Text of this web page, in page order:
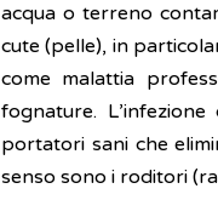
acqua o terreno
cute (pelle), in
come malattia
fognature.
portatori sani che
senso sono i roditori